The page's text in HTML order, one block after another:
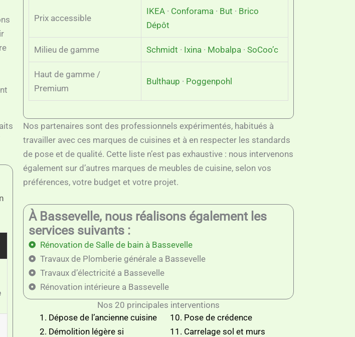
Prix accessible
IKEA · Conforama · But · Brico
Dépôt
Milieu de gamme Schmidt · Ixina · Mobalpa · SoCoo’c
Haut de gamme /
Premium
Bulthaup · Poggenpohl
Nos partenaires sont des professionnels expérimentés, habitués à
travailler avec ces marques de cuisines et à en respecter les standards
de pose et de qualité. Cette liste n’est pas exhaustive : nous intervenons
également sur d’autres marques de meubles de cuisine, selon vos
préférences, votre budget et votre projet.
À Bassevelle, nous réalisons également les
services suivants :
Rénovation de Salle de bain à Bassevelle
Travaux de Plomberie générale a Bassevelle
Travaux d’électricité a Bassevelle
Rénovation intérieure a Bassevelle
Nos 20 principales interventions
Dépose de l’ancienne cuisine
Démolition légère si
Pose de crédence
Carrelage sol et murs